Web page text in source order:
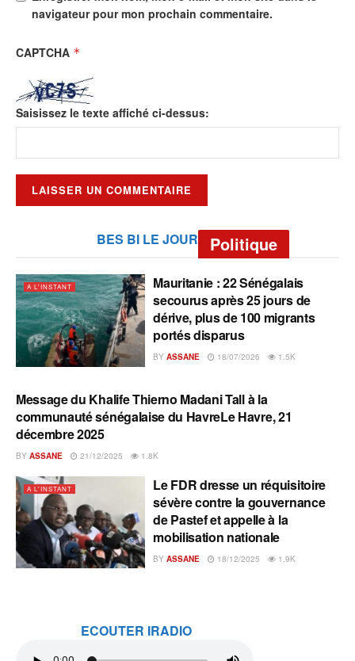
navigateur pour mon prochain commentaire.
CAPTCHA *
Saisissez le texte affiché ci-dessus:
BES BI LE JOUR Politique
A L'INSTANT
Mauritanie : 22 Sénégalais
secourus après 25 jours de
dérive, plus de 100 migrants
portés disparus
BY ASSANE 18/07/2026 1.5K
A L'INSTANT
Message du Khalife Thierno Madani Tall à la
communauté sénégalaise du HavreLe Havre, 21
décembre 2025
BY ASSANE 21/12/2025 1.8K
A L'INSTANT
Le FDR dresse un réquisitoire
sévère contre la gouvernance
de Pastef et appelle à la
mobilisation nationale
BY ASSANE 18/12/2025 1.9K
ECOUTER IRADIO